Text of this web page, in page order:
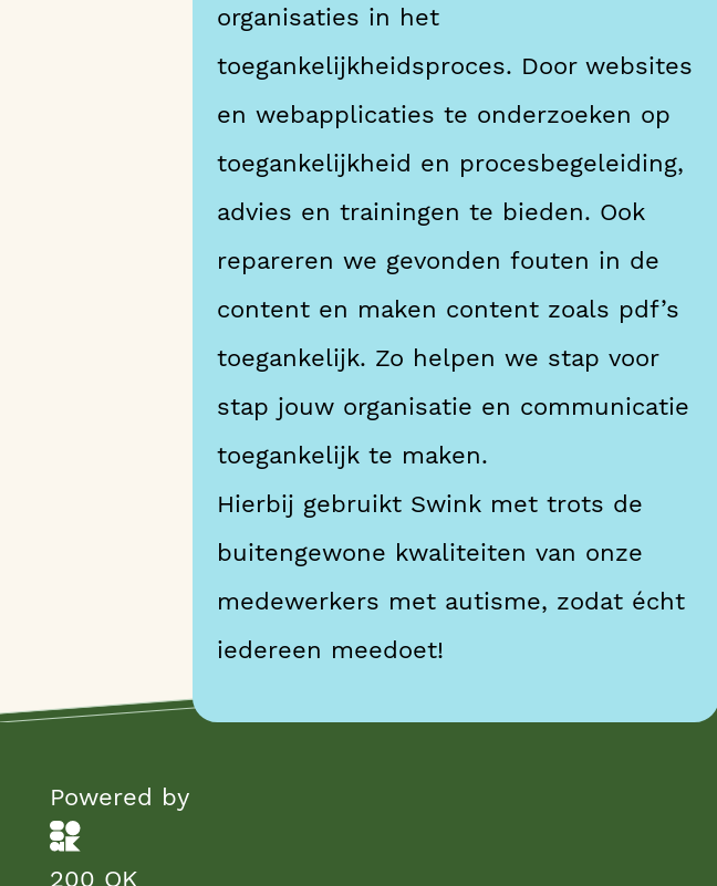
organisaties in het
toegankelijkheidsproces. Door websites
en webapplicaties te onderzoeken op
toegankelijkheid en procesbegeleiding,
advies en trainingen te bieden. Ook
repareren we gevonden fouten in de
content en maken content zoals pdf’s
toegankelijk. Zo helpen we stap voor
stap jouw organisatie en communicatie
toegankelijk te maken.
Hierbij gebruikt Swink met trots de
buitengewone kwaliteiten van onze
medewerkers met autisme, zodat écht
iedereen meedoet!
Powered by
200 OK